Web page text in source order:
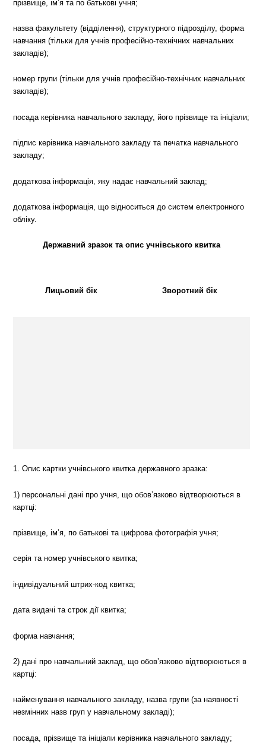
прізвище, ім’я та по батькові учня;
назва факультету (відділення), структурного підрозділу, форма
навчання (тільки для учнів професійно-технічних навчальних
закладів);
номер групи (тільки для учнів професійно-технічних навчальних
закладів);
посада керівника навчального закладу, його прізвище та ініціали;
підпис керівника навчального закладу та печатка навчального
закладу;
додаткова інформація, яку надає навчальний заклад;
додаткова інформація, що відноситься до систем електронного
обліку.
Державний зразок та опис учнівського квитка
Лицьовий бік Зворотний бік
1. Опис картки учнівського квитка державного зразка:
1) персональні дані про учня, що обов’язково відтворюються в
картці:
прізвище, ім’я, по батькові та цифрова фотографія учня;
серія та номер учнівського квитка;
індивідуальний штрих-код квитка;
дата видачі та строк дії квитка;
форма навчання;
2) дані про навчальний заклад, що обов’язково відтворюються в
картці:
найменування навчального закладу, назва групи (за наявності
незмінних назв груп у навчальному закладі);
посада, прізвище та ініціали керівника навчального закладу;